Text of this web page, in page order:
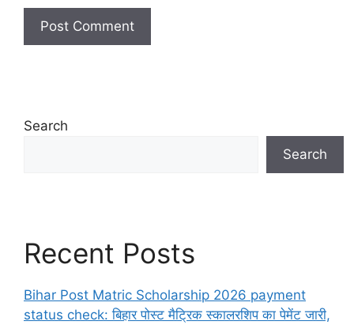
Search
Search
Recent Posts
Bihar Post Matric Scholarship 2026 payment
status check: बिहार पोस्ट मैट्रिक स्कालरशिप का पेमेंट जारी,